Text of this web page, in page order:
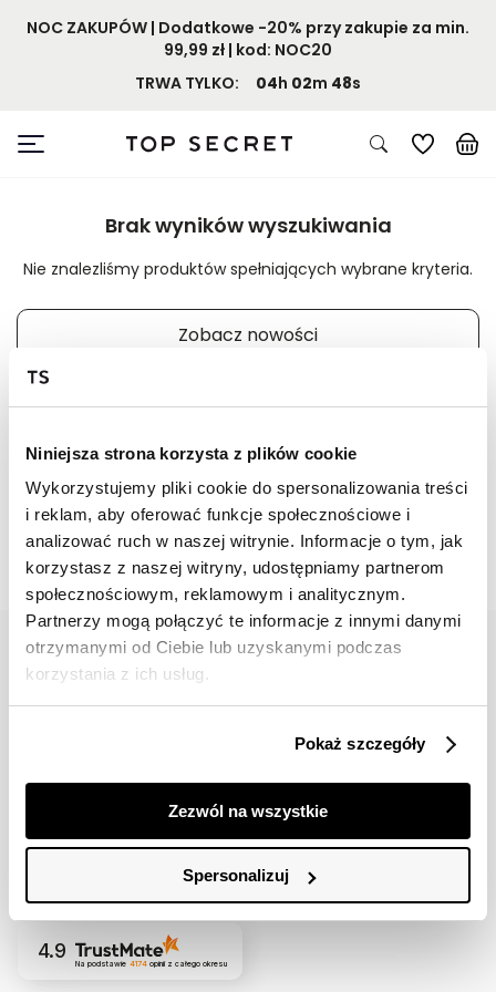
Niniejsza strona korzysta z plików cookie
Wykorzystujemy pliki cookie do spersonalizowania treści
i reklam, aby oferować funkcje społecznościowe i
analizować ruch w naszej witrynie. Informacje o tym, jak
korzystasz z naszej witryny, udostępniamy partnerom
społecznościowym, reklamowym i analitycznym.
Partnerzy mogą połączyć te informacje z innymi danymi
otrzymanymi od Ciebie lub uzyskanymi podczas
korzystania z ich usług.
Pokaż szczegóły
Zezwól na wszystkie
Spersonalizuj
NOC ZAKUPÓW | Dodatkowe -20% przy zakupie za min.
99,99 zł | kod: NOC20
TRWA TYLKO:
04h 02m 47s
Brak wyników wyszukiwania
Nie znalezliśmy produktów spełniających wybrane kryteria.
Zobacz nowości
📸 OZNACZAJ NAS NA ZDJĘCIACH
#topsecretfashion
bok@topsecret.pl
Znajdź nas
4.9
Na podstawie 4174opinii z całego okresu